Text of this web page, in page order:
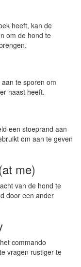
heeft, kan de
om de hond te
te sporen om
haast heeft.
een stoeprand aan
om aan te geven
me)
van de hond te
door een ander
commando
vragen rustiger te